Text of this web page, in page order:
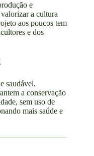
e
a cultura
aos poucos tem
e dos
saudável.
a conservação
sem uso de
mais saúde e